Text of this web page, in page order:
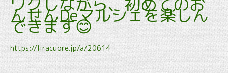
んせんDeマルシェを楽しん
できます😊
https://liracuore.jp/a/20614